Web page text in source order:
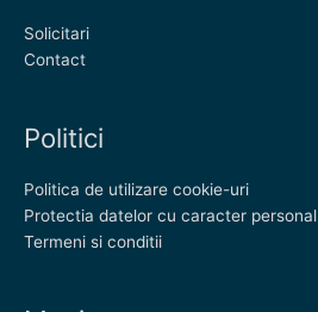
Solicitari
Contact
Politici
Politica de utilizare cookie-uri
Protectia datelor cu caracter personal
Termeni si conditii